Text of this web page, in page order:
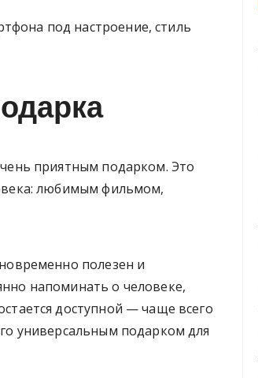
под настроение, стиль
приятным подарком. Это
любимым фильмом,
полезен и
напоминать о человеке,
доступной — чаще всего
универсальным подарком для